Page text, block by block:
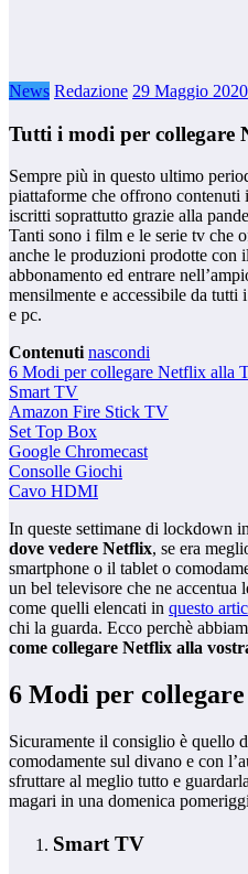
News Redazione 29 Maggio 2020
Tutti i modi per collegare
Sempre più in questo ultimo
piattaforme che offrono contenuti
iscritti soprattutto grazie alla
Tanti sono i film e le serie tv che
anche le produzioni prodotte con
abbonamento ed entrare
mensilmente e accessibile da
e pc.
Contenuti nascondi
6 Modi per collegare Netflix alla
Smart TV
Amazon Fire Stick TV
Set Top Box
Google Chromecast
Consolle Giochi
Cavo HDMI
In queste settimane di lockdown
dove vedere Netflix, se era
smartphone o il tablet o
un bel televisore che ne accentua
come quelli elencati in questo
chi la guarda. Ecco perchè
come collegare Netflix alla
6 Modi per
Sicuramente il consiglio è quello
comodamente sul divano e con
sfruttare al meglio tutto e
magari in una domenica
Smart TV